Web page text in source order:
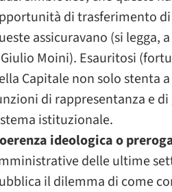
di trasferimento
assicuravano (si legga,
Moini). Esauritosi
Capitale non solo stenta
di rappresentanza e
istituzionale.
ideologica o
delle ultime
il dilemma di come